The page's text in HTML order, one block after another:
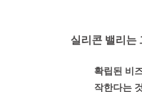
실리콘 밸리는
확립된 비
작한다는